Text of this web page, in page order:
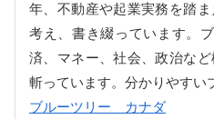
年、不動産や起業実務を踏
考え、書き綴っています。
済、マネー、社会、政治な
斬っています。分かりやすい
ブルーツリー カナダ